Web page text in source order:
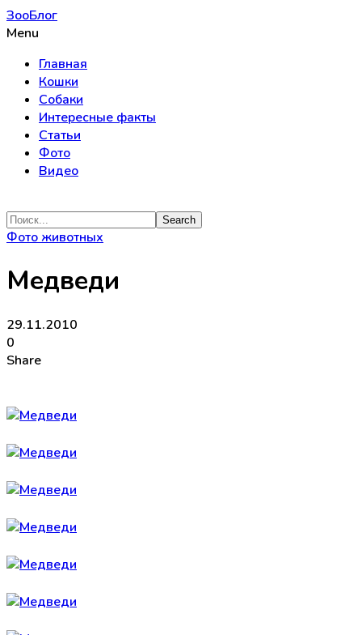
ЗооБлог
Menu
Главная
Кошки
Собаки
Интересные факты
Статьи
Фото
Видео
Фото животных
Медведи
29.11.2010
0
Share